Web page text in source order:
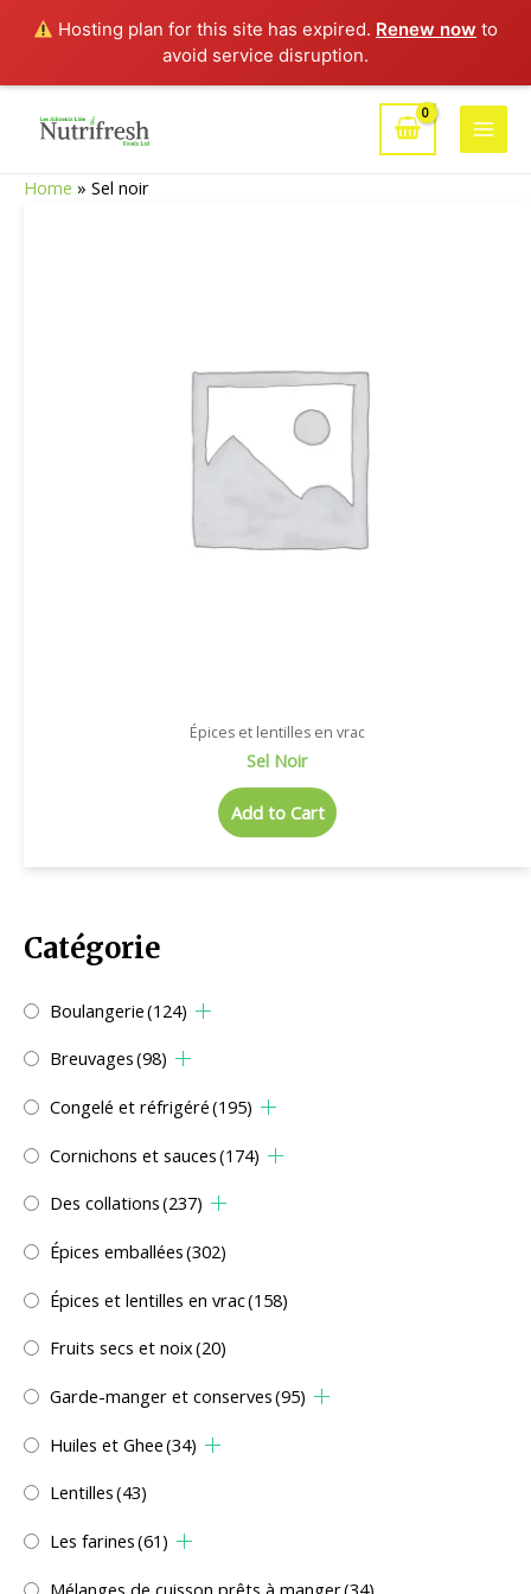
Hosting plan for this site has expired. Renew now to
avoid service disruption.
Main
Catégorie
Boulangerie(124)
Breuvages(98)
Congelé et réfrigéré(195)
Cornichons et sauces(174)
Des collations(237)
Épices emballées(302)
Épices et lentilles en vrac(158)
Fruits secs et noix(20)
Garde-manger et conserves(95)
Huiles et Ghee(34)
Lentilles(43)
Les farines(61)
Mélanges de cuisson prêts à manger(34)
Home » Sel noir
Épices et lentilles en vrac
Sel Noir
Add to Cart